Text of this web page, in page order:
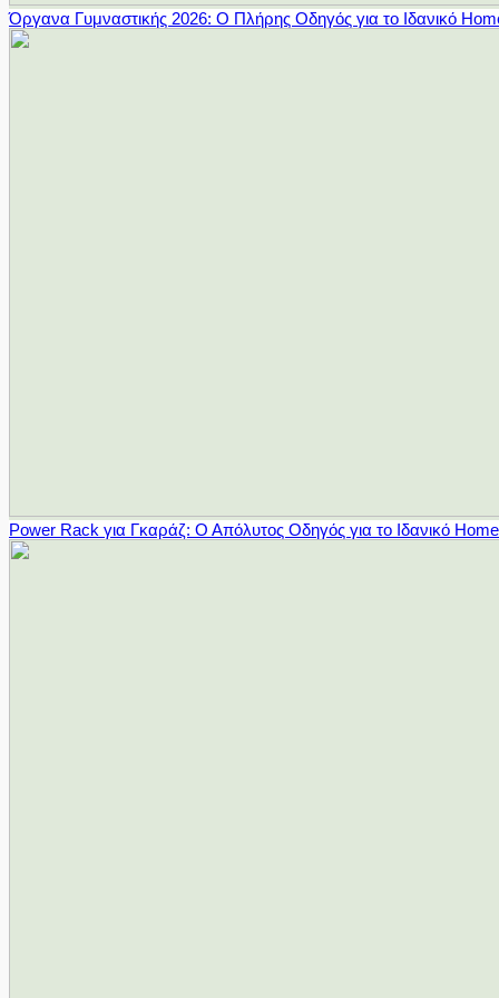
Όργανα Γυμναστικής 2026: Ο Πλήρης Οδηγός για το Ιδανικό
Power Rack για Γκαράζ: Ο Απόλυτος Οδηγός για το Ιδανικό